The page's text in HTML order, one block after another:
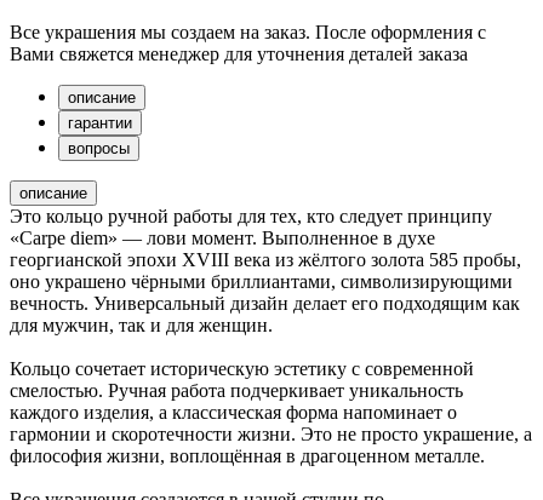
Все украшения мы создаем на заказ. После оформления с
Вами свяжется менеджер для уточнения деталей заказа
описание
гарантии
вопросы
описание
Это кольцо ручной работы для тех, кто следует принципу
«Carpe diem» — лови момент. Выполненное в духе
георгианской эпохи XVIII века из жёлтого золота 585 пробы,
оно украшено чёрными бриллиантами, символизирующими
вечность. Универсальный дизайн делает его подходящим как
для мужчин, так и для женщин.
Кольцо сочетает историческую эстетику с современной
смелостью. Ручная работа подчеркивает уникальность
каждого изделия, а классическая форма напоминает о
гармонии и скоротечности жизни. Это не просто украшение, а
философия жизни, воплощённая в драгоценном металле.